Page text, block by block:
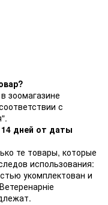
зоомагазине
с
дней от даты
те товары, которые
использования:
укомплектован и